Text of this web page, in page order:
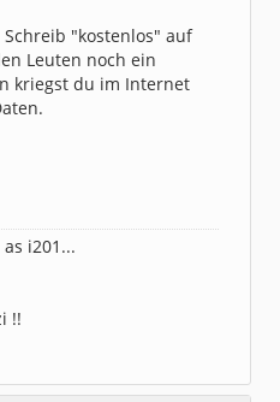
"kostenlos" auf
Leuten noch ein
kriegst du im Internet
i201...
!!